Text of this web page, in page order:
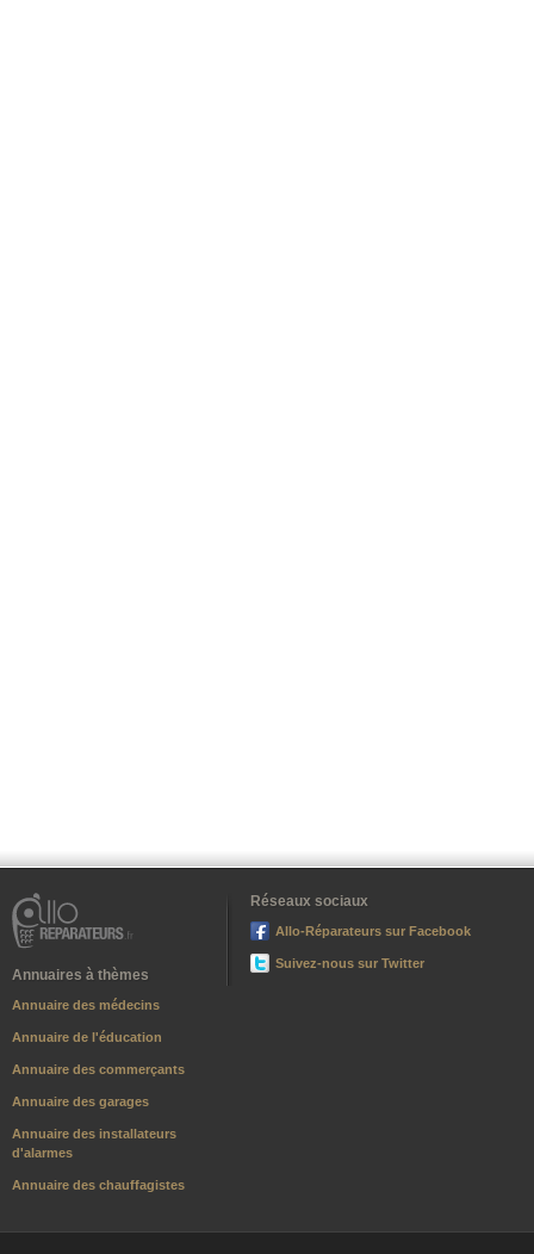
Annuaires à thèmes
Annuaire des médecins
Annuaire de l'éducation
Annuaire des commerçants
Annuaire des garages
Annuaire des installateurs
d'alarmes
Annuaire des chauffagistes
Réseaux sociaux
Allo-Réparateurs sur Facebook
Suivez-nous sur Twitter